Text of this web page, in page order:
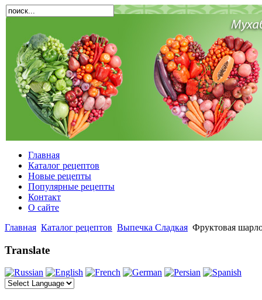
Главная
Каталог рецептов
Новые рецепты
Популярные рецепты
Контакт
О сайте
Главная Каталог рецептов Выпечка Сладкая Фруктовая
Translate